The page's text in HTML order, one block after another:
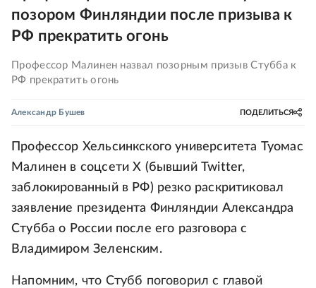
позором Финляндии после призыва к
РФ прекратить огонь
Профессор Малинен назвал позорным призыв Стубба к
РФ прекратить огонь
Александр Бушев ПОДЕЛИТЬСЯ
Профессор Хельсинкского университета Туомас
Малинен в соцсети Х (бывший Twitter,
заблокированный в РФ) резко раскритиковал
заявление президента Финляндии Александра
Стубба о России после его разговора с
Владимиром Зеленским.
Напомним, что Стубб поговорил с главой